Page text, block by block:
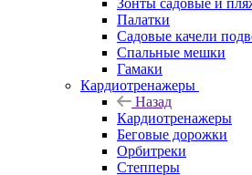
Зонты садовые и
Палатки
Садовые качели
Спальные мешки
Гамаки
Кардиотренажеры
Назад
Кардиотренажеры
Беговые дорожки
Орбитреки
Степперы